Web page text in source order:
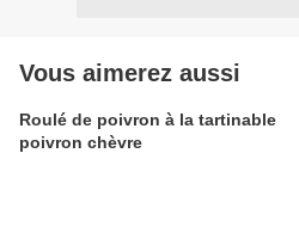
Vous aimerez aussi
Roulé de poivron à la tartinable
poivron chèvre